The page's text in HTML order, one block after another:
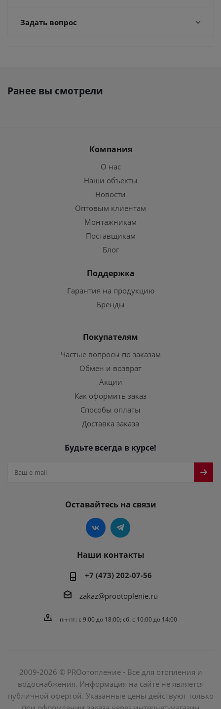
Задать вопрос
Ранее вы смотрели
Компания
О нас
Наши объекты
Новости
Оптовым клиентам
Монтажникам
Поставщикам
Блог
Поддержка
Гарантия на продукцию
Бренды
Покупателям
Частые вопросы по заказам
Обмен и возврат
Акции
Как оформить заказ
Способы оплаты
Доставка заказа
Будьте всегда в курсе!
Оставайтесь на связи
Наши контакты
+7 (473) 202-07-56
zakaz@prootoplenie.ru
пн-пт: c 9:00 до 18:00; сб: с 10:00 до 14:00
2009-2026 © PROотопление - Все для отопления и
водоснабжения. Информация на сайте не является
публичной офертой. Указанные цены действуют только